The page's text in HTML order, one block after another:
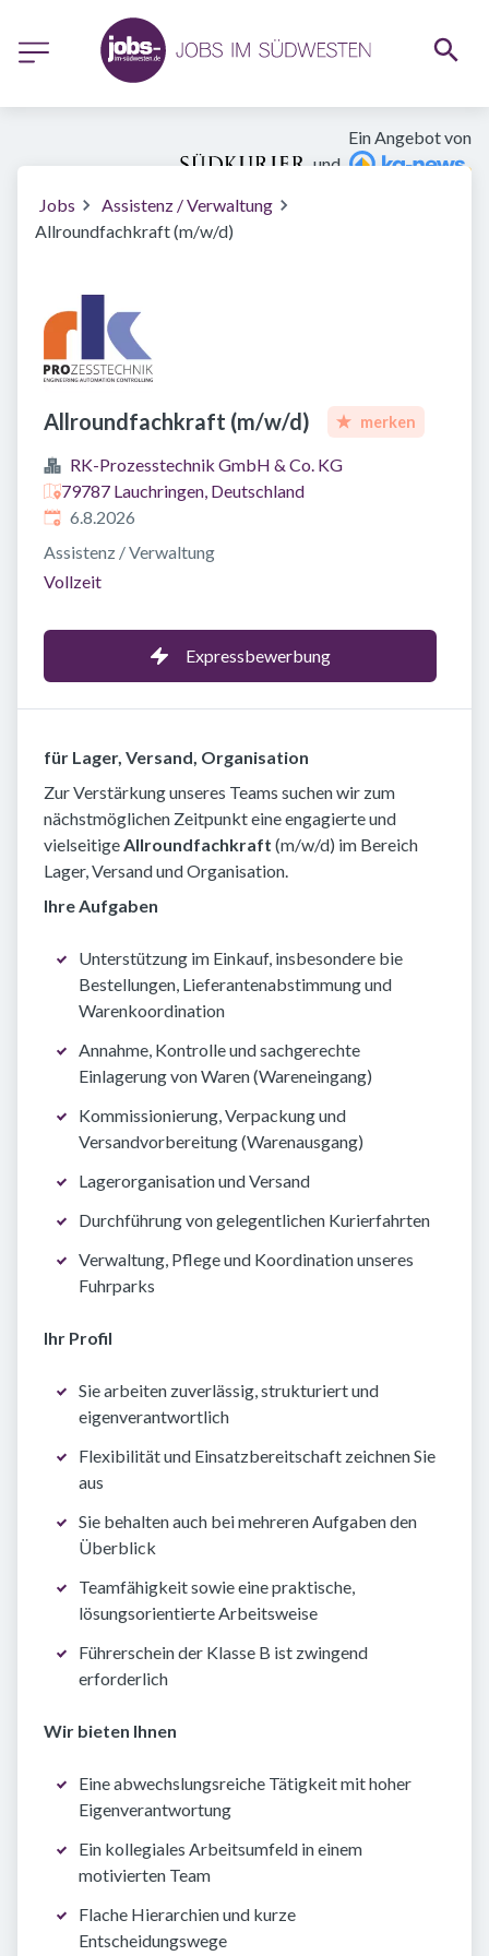
Ein Angebot von
und
Jobs
Assistenz / Verwaltung
Allroundfachkraft (m/w/d)
Allroundfachkraft (m/w/d) merken
RK-Prozesstechnik GmbH & Co. KG
79787 Lauchringen, Deutschland
Veröffentlicht
6.8.2026
Assistenz / Verwaltung
Vollzeit
Expressbewerbung
für Lager, Versand, Organisation
Zur Verstärkung unseres Teams suchen wir zum
nächstmöglichen Zeitpunkt eine engagierte und
vielseitigeAllroundfachkraft (m/w/d) im Bereich
Lager, Versand und Organisation.
Ihre Aufgaben
Unterstützung im Einkauf, insbesondere bie
Bestellungen, Lieferantenabstimmung und
Warenkoordination
Annahme, Kontrolle und sachgerechte
Einlagerung von Waren (Wareneingang)
Kommissionierung, Verpackung und
Versandvorbereitung (Warenausgang)
Lagerorganisation und Versand
Durchführung von gelegentlichen Kurierfahrten
Verwaltung, Pflege und Koordination unseres
Fuhrparks
Ihr Profil
Sie arbeiten zuverlässig, strukturiert und
eigenverantwortlich
Flexibilität und Einsatzbereitschaft zeichnen Sie
aus
Sie behalten auch bei mehreren Aufgaben den
Überblick
Teamfähigkeit sowie eine praktische,
lösungsorientierte Arbeitsweise
Führerschein der Klasse B ist zwingend
erforderlich
Wir bieten Ihnen
Eine abwechslungsreiche Tätigkeit mit hoher
Eigenverantwortung
Ein kollegiales Arbeitsumfeld in einem
motivierten Team
Flache Hierarchien und kurze
Entscheidungswege